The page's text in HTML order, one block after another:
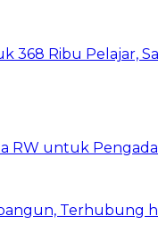
Ribu Pelajar,
RW untuk
Terhubung